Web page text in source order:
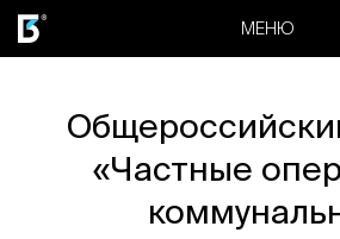
МЕНЮ
«Частные